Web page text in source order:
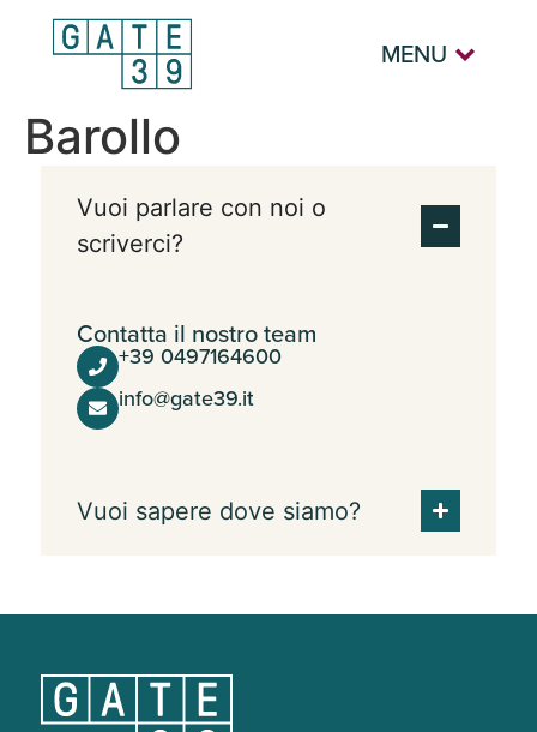
MENU
Barollo
Vuoi parlare con noi o
scriverci?
Contatta il nostro team
+39 0497164600
info@gate39.it
Vuoi sapere dove siamo?